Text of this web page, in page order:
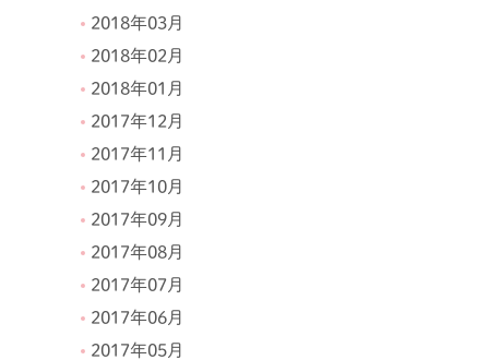
2018年03月
2018年02月
2018年01月
2017年12月
2017年11月
2017年10月
2017年09月
2017年08月
2017年07月
2017年06月
2017年05月